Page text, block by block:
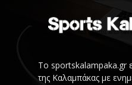
Το sportskalampaka.gr
της Καλαμπάκας με